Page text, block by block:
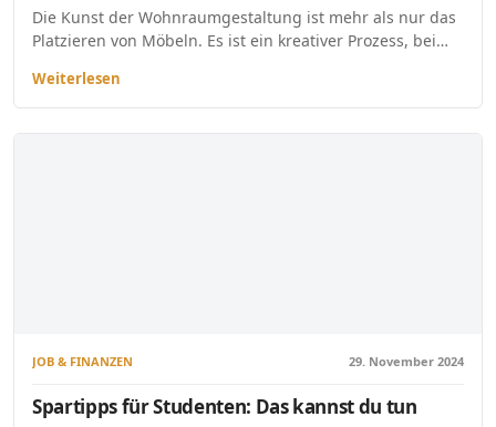
Die Kunst der Wohnraumgestaltung ist mehr als nur das
Platzieren von Möbeln. Es ist ein kreativer Prozess, bei…
Weiterlesen
JOB & FINANZEN 29. November 2024
Spartipps für Studenten: Das kannst du tun